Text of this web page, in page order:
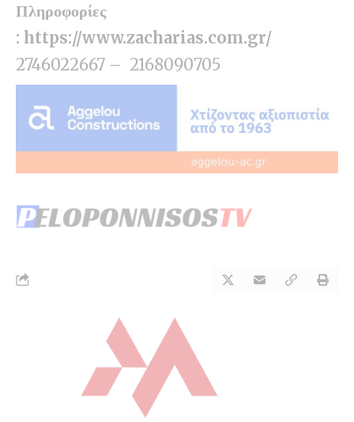
Πληροφορίες
: https://www.zacharias.com.gr/
2746022667 – 2168090705